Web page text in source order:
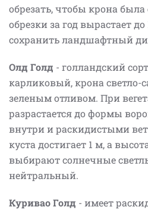
обрезать, чтобы крона
обрезки за год вырастает
сохранить ландшафтный
Олд Голд - голландский
карликовый, крона светло-
зеленым отливом. При
разрастается до формы
внутри и раскидистыми
куста достигает 1 м, а
выбирают солнечные
нейтральный.
Куривао Голд - имеет